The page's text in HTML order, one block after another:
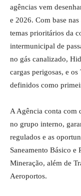
agências vem
e 2026. Com base
temas prioritários da
intermunicipal de
no gás canalizado,
cargas perigosas, e
definidos como
A Agência conta com
no grupo interno,
regulados e as
Saneamento Básico e
Mineração, além de
Aeroportos.